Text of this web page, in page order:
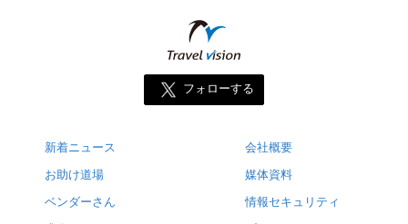
フォローする
新着ニュース
お助け道場
ベンダーさん
会社概要
媒体資料
情報セキュリティ